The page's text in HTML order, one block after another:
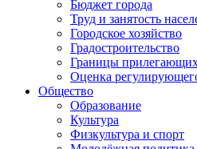
Бюджет города
Труд и занятость
Городское хозяйство
Градостроительство
Границы
Оценка
Общество
Образование
Культура
Физкультура и спорт